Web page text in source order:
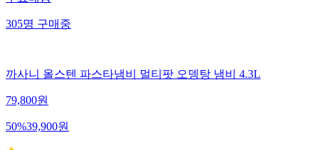
305명 구매중
까사니 올스텐 파스타냄비 멀티팟 오뎅탕 냄비 4.3L
79,800원
50%39,900원